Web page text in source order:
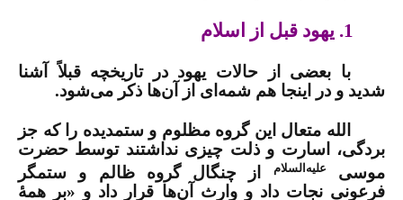
1. یهود قبل از اسلام
با بعضی از حالات یهود درتاریخچه قبلاً آشنا
شدید و در این­جا هم شمه‌ای از آن‌ها ذکر می‌­شود.
الله متعال این گروه مظلوم و ستمدیده را که جز
بردگى، اسارت و ذلت چیزى نداشتند توسط حضرت
موسى
علیه‌السلام
از چنگال گروه ظالم و ستمگر
فرعونى نجات داد و وارث آن‌ها قرار داد و «بر همۀ